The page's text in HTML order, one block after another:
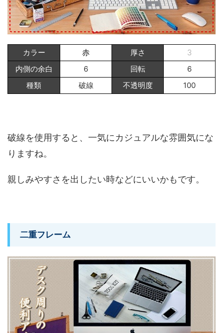
カラー 赤 厚さ
3
内側の余白
6 回転
6
種類
破線 不透明度 100
破線を使用すると、一気にカジュアルな雰囲気にな
りますね。
親しみやすさを出したい時などにいいかもです。
二重フレーム